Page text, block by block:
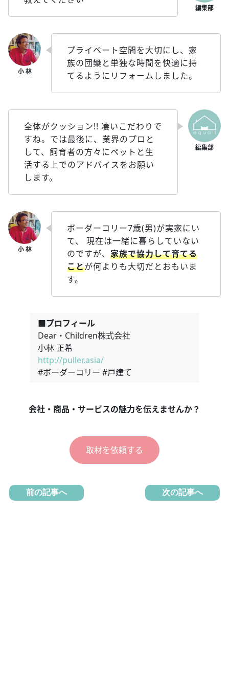
プライベート空間を大切にし、家
族の団欒と単独な時間を快適に持
てるようにリフォームしました。
全体がクッション!! 凄いこだわりで
すね。では最後に、業界のプロと
して、飼育者の方々にペットと生
活する上でのアドバイスをお願い
します。
ボーダーコリー7歳(男)が実家にい
て、 現在は一緒に暮らしていない
のですが、 家族で協力して育てる
ことが何よりも大切だとおもいま
す。
■プロフィール
Dear・Children株式会社
小林 正希
http://puller.asia/
#ボーダーコリー #戸建て
会社・商品・サービスの魅力を伝えませんか？
取材を依頼する
前の記事へ 次の記事へ